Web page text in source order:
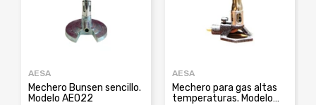
AESA
Mechero Bunsen sencillo.
Modelo AE022
AESA
Mechero para gas altas
temperaturas. Modelo